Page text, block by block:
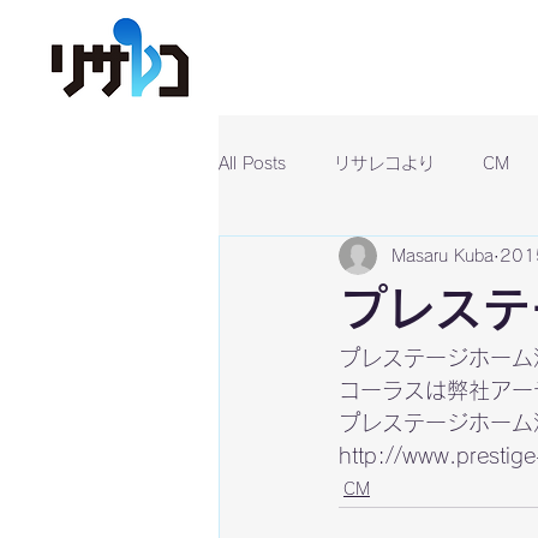
All Posts リサレコより CM
プレス
Masaru Kuba
プレステージホー
コーラスは弊社ア
http://
CM